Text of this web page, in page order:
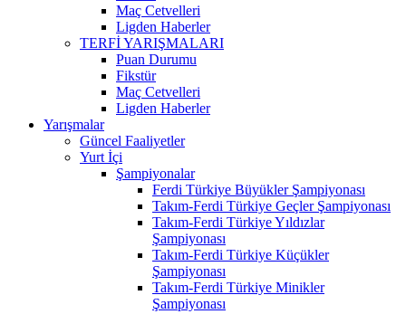
Maç Cetvelleri
Ligden Haberler
TERFİ YARIŞMALARI
Puan Durumu
Fikstür
Maç Cetvelleri
Ligden Haberler
Yarışmalar
Güncel Faaliyetler
Yurt İçi
Şampiyonalar
Ferdi Türkiye Büyükler Şampiyonası
Takım-Ferdi Türkiye Geçler Şampiyonası
Takım-Ferdi Türkiye Yıldızlar
Şampiyonası
Takım-Ferdi Türkiye Küçükler
Şampiyonası
Takım-Ferdi Türkiye Minikler
Şampiyonası